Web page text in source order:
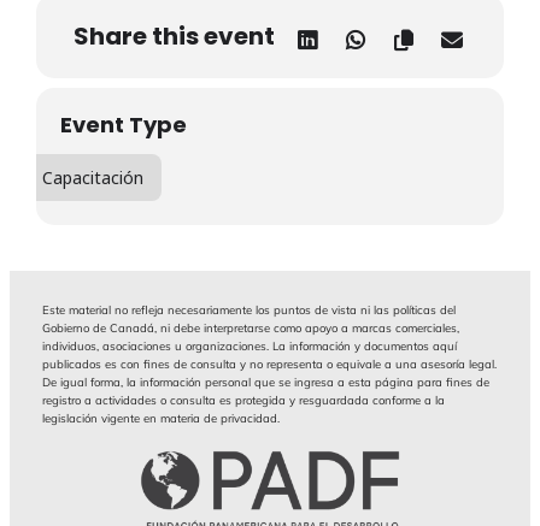
orientación directa para
🚗Automotriz
✔️ Cómo fortalecer laestabilidad
laboral y prevenir conflictos
✔️ El papel delCentro Federal de
laboral
✔️ Buenas prácticas para cumplir
Share this event
Event Type
Capacitación
Este material no refleja necesariamente los puntos de vista ni las políticas del
Gobierno de Canadá, ni debe interpretarse como apoyo a marcas comerciales,
individuos, asociaciones u organizaciones. La información y documentos aquí
publicados es con fines de consulta y no representa o equivale a una asesoría legal.
De igual forma, la información personal que se ingresa a esta página para fines de
registro a actividades o consulta es protegida y resguardada conforme a la
legislación vigente en materia de privacidad.